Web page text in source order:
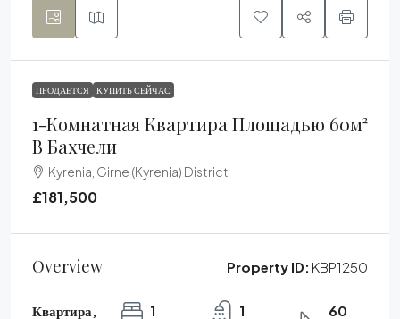
ПРОДАЕТСЯ КУПИТЬ СЕЙЧАС
1-Комнатная Квартира Площадью 60м²
В Бахчели
Kyrenia, Girne (Kyrenia) District
£181,500
Overview Property ID: KBP1250
Квартира,
1
1
60